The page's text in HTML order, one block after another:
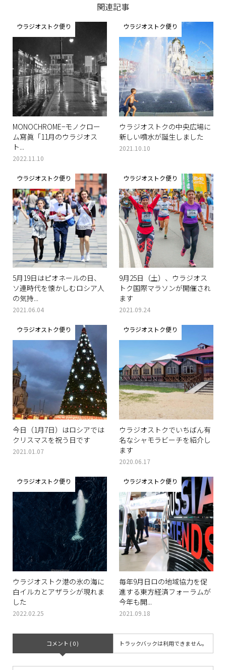
関連記事
ウラジオストク便り
MONOCHROME−モノクロー
ム寫眞「11月のウラジオス
ト...
2022.11.10
ウラジオストク便り
ウラジオストクの中央広場に
新しい噴水が誕生しました
2021.10.10
ウラジオストク便り
5月19日はピオネールの日、
ソ連時代を懐かしむロシア人
の気持...
2021.06.04
ウラジオストク便り
9月25日（土）、ウラジオス
トク国際マラソンが開催され
ます
2021.09.24
ウラジオストク便り
今日（1月7日）はロシアでは
クリスマスを祝う日です
2021.01.07
ウラジオストク便り
ウラジオストクでいちばん有
名なシャモラビーチを紹介し
ます
2020.06.17
ウラジオストク便り
ウラジオストク港の氷の海に
白イルカとアザラシが現れま
した
2022.02.25
ウラジオストク便り
毎年9月日ロの地域協力を促
進する東方経済フォーラムが
今年も開...
2021.09.18
コメント ( 0 ) トラックバックは利用できません。